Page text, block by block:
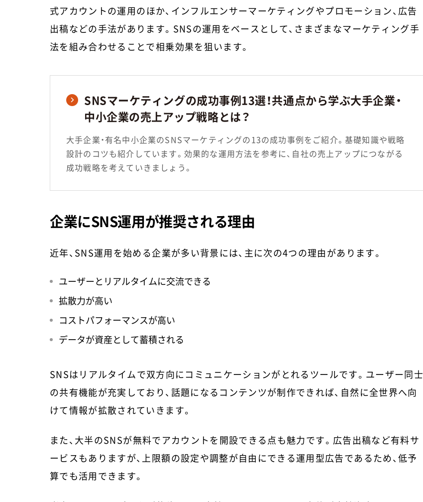
式アカウントの運用のほか、インフルエンサーマーケティングやプロモーション、広告
出稿などの手法があります。SNSの運用をベースとして、さまざまなマーケティング手
法を組み合わせることで相乗効果を狙います。
SNSマーケティングの成功事例13選！共通点から学ぶ大手企業・
中小企業の売上アップ戦略とは？
大手企業・有名中小企業のSNSマーケティングの13の成功事例をご紹介。基礎知識や戦略
設計のコツも紹介しています。効果的な運用方法を参考に、自社の売上アップにつながる
成功戦略を考えていきましょう。
企業にSNS運用が推奨される理由
近年、SNS運用を始める企業が多い背景には、主に次の4つの理由があります。
ユーザーとリアルタイムに交流できる
拡散力が高い
コストパフォーマンスが高い
データが資産として蓄積される
SNSはリアルタイムで双方向にコミュニケーションがとれるツールです。ユーザー同士
の共有機能が充実しており、話題になるコンテンツが制作できれば、自然に全世界へ向
けて情報が拡散されていきます。
また、大半のSNSが無料でアカウントを開設できる点も魅力です。広告出稿など有料サ
ービスもありますが、上限額の設定や調整が自由にできる運用型広告であるため、低予
算でも活用できます。